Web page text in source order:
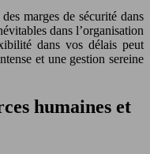
des marges de sécurité dans
dans l’organisation
dans vos délais peut
et une gestion sereine
humaines et